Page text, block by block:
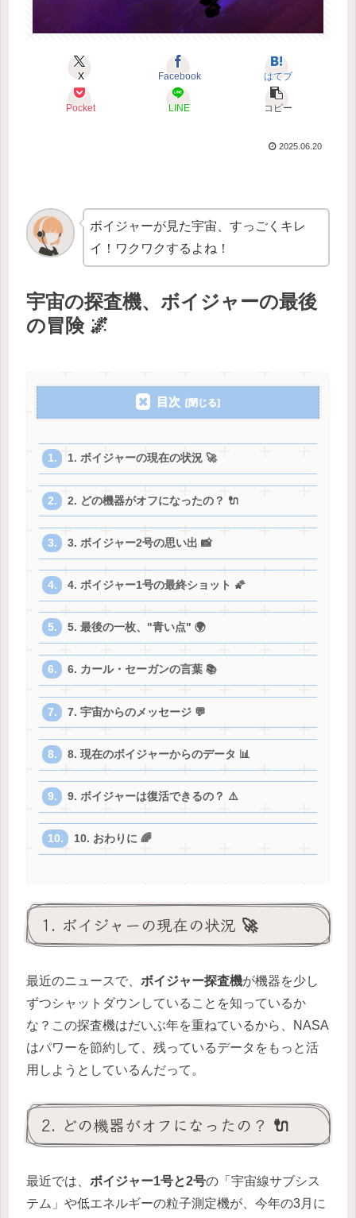
X Facebook はてブ
Pocket LINE コピー
2025.06.20
ボイジャーが見た宇宙、すっごくキレ
イ！ワクワクするよね！
宇宙の探査機、ボイジャーの最後
の冒険 🌌
目次
1. ボイジャーの現在の状況 🚀
2. どの機器がオフになったの？ 🔌
3. ボイジャー2号の思い出 📸
4. ボイジャー1号の最終ショット 🌠
5. 最後の一枚、"青い点" 🌍
6. カール・セーガンの言葉 📚
7. 宇宙からのメッセージ 💬
8. 現在のボイジャーからのデータ 📊
9. ボイジャーは復活できるの？ ⚠️
10. おわりに 🌈
1. ボイジャーの現在の状況 🚀
最近のニュースで、 ボイジャー探査機が機器を少し
ずつシャットダウンしていることを知っているか
な？この探査機はだいぶ年を重ねているから、NASA
はパワーを節約して、残っているデータをもっと活
用しようとしているんだって。
2. どの機器がオフになったの？ 🔌
最近では、 ボイジャー1号と2号の「宇宙線サブシス
テム」や低エネルギーの粒子測定機が、今年の3月に